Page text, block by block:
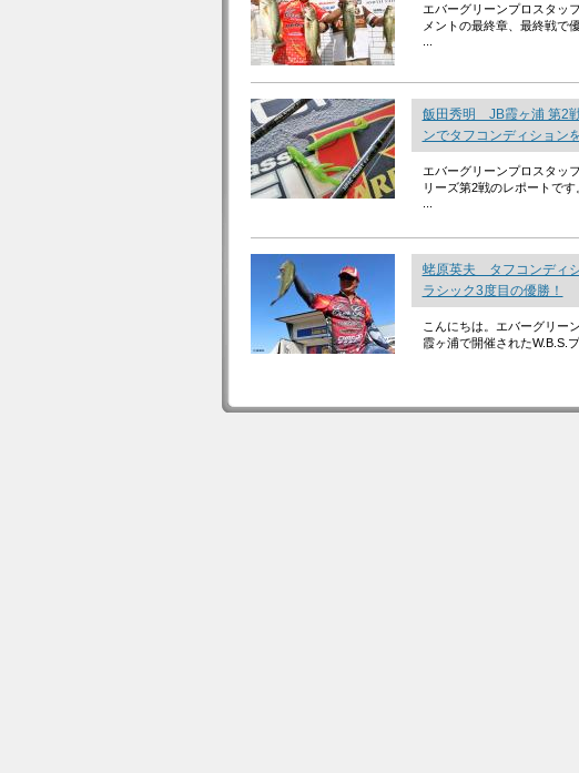
エバーグリーンプロスタッ
メントの最終章、最終戦で
飯田秀明 JB霞ヶ浦 第2
ンでタフコンディション
エバーグリーンプロスタッ
リーズ第2戦のレポートで
蛯原英夫 タフコンディ
ラシック3度目の優勝！
こんにちは。エバーグリー
霞ヶ浦で開催されたW.B.S.